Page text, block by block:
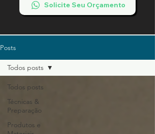
Solicite Seu Orçamento
Posts
Todos posts
Técnicas &
Preparação
Produtos e
Todos posts